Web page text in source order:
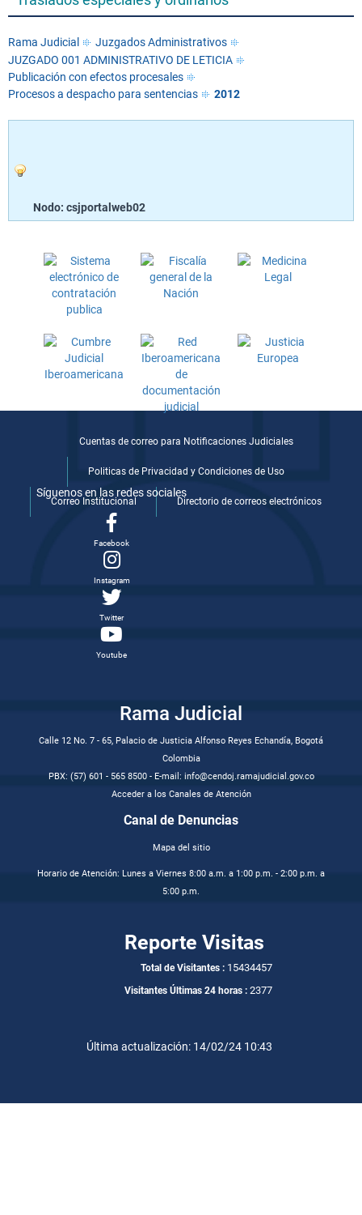
Rama Judicial
Juzgados Administrativos
JUZGADO 001 ADMINISTRATIVO DE LETICIA
Publicación con efectos procesales
Procesos a despacho para sentencias
2012
Nodo: csjportalweb02
Cuentas de correo para Notificaciones Judiciales
Politicas de Privacidad y Condiciones de Uso
Correo Institucional Directorio de correos electrónicos
Síguenos en las redes sociales
Facebook
Instagram
Twitter
Youtube
Rama Judicial
Calle 12 No. 7 - 65, Palacio de Justicia Alfonso Reyes Echandía, Bogotá
Colombia
PBX: (57) 601 - 565 8500 - E-mail: info@cendoj.ramajudicial.gov.co
Acceder a los Canales de Atención
Canal de Denuncias
Mapa del sitio
Horario de Atención: Lunes a Viernes 8:00 a.m. a 1:00 p.m. - 2:00 p.m. a
5:00 p.m.
Reporte Visitas
Total de Visitantes : 15434457
Visitantes Últimas 24 horas : 2377
Última actualización: 14/02/24 10:43